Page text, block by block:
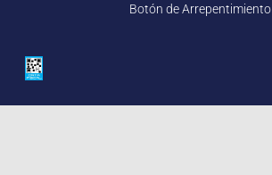
Botón de Arrepentimiento